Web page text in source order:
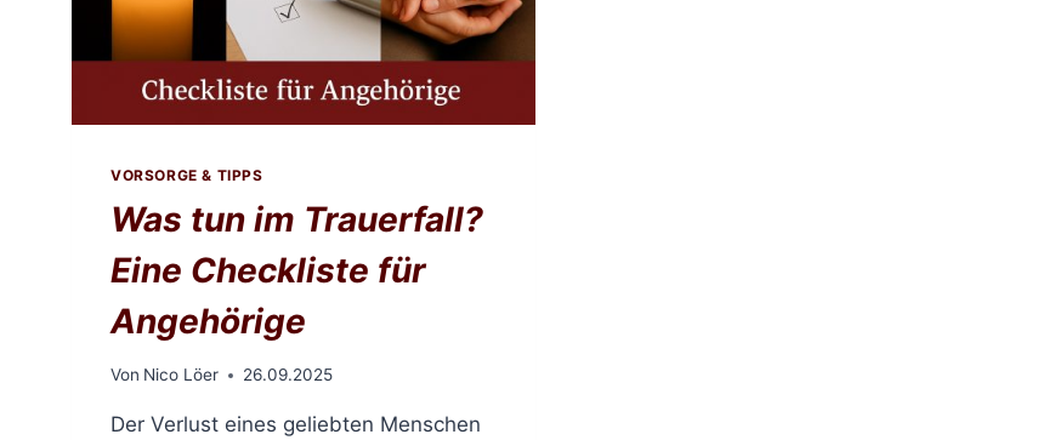
VORSORGE & TIPPS
Was tun im Trauerfall?
Eine Checkliste für
Angehörige
Von Nico Löer 26.09.2025
Der Verlust eines geliebten Menschen